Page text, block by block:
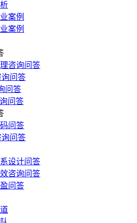
案例
案例
咨询问答
问答
问答
问答
问答
问答
设计问答
咨询问答
问答